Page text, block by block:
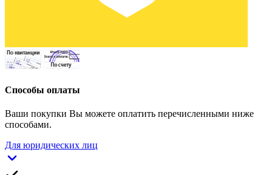
Способы оплаты
Ваши покупки Вы можете оплатить перечисленными ниже
способами.
Для юридических лиц